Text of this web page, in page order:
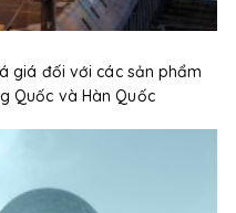
giá đối với các sản phẩm
Quốc và Hàn Quốc